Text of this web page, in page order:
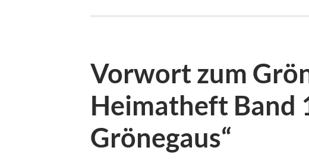
Vorwort zum
Heimatheft Band
Grönegaus“